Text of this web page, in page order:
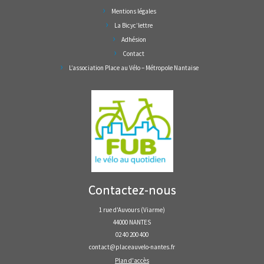
Mentions légales
La Bicyc’lettre
Adhésion
Contact
L’association Place au Vélo – Métropole Nantaise
Contactez-nous
1 rue d'Auvours (Viarme)
44000 NANTES
02 40 200 400
contact@placeauvelo-nantes.fr
Plan d'accès